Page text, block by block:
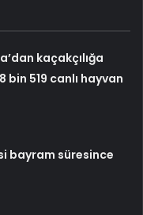
kaçakçılığa
bin 519 canlı hayvan
bayram süresince